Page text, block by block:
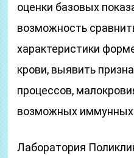
оценки базовых
возможность
характеристики
крови, выявить
процессов,
возможных иммунных
Лаборатория